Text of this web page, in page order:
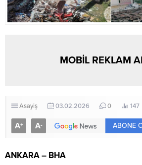
MOBİL REKLAM
Asayiş 03.02.2026 0 147
A+ A- ABONE
ANKARA – BHA